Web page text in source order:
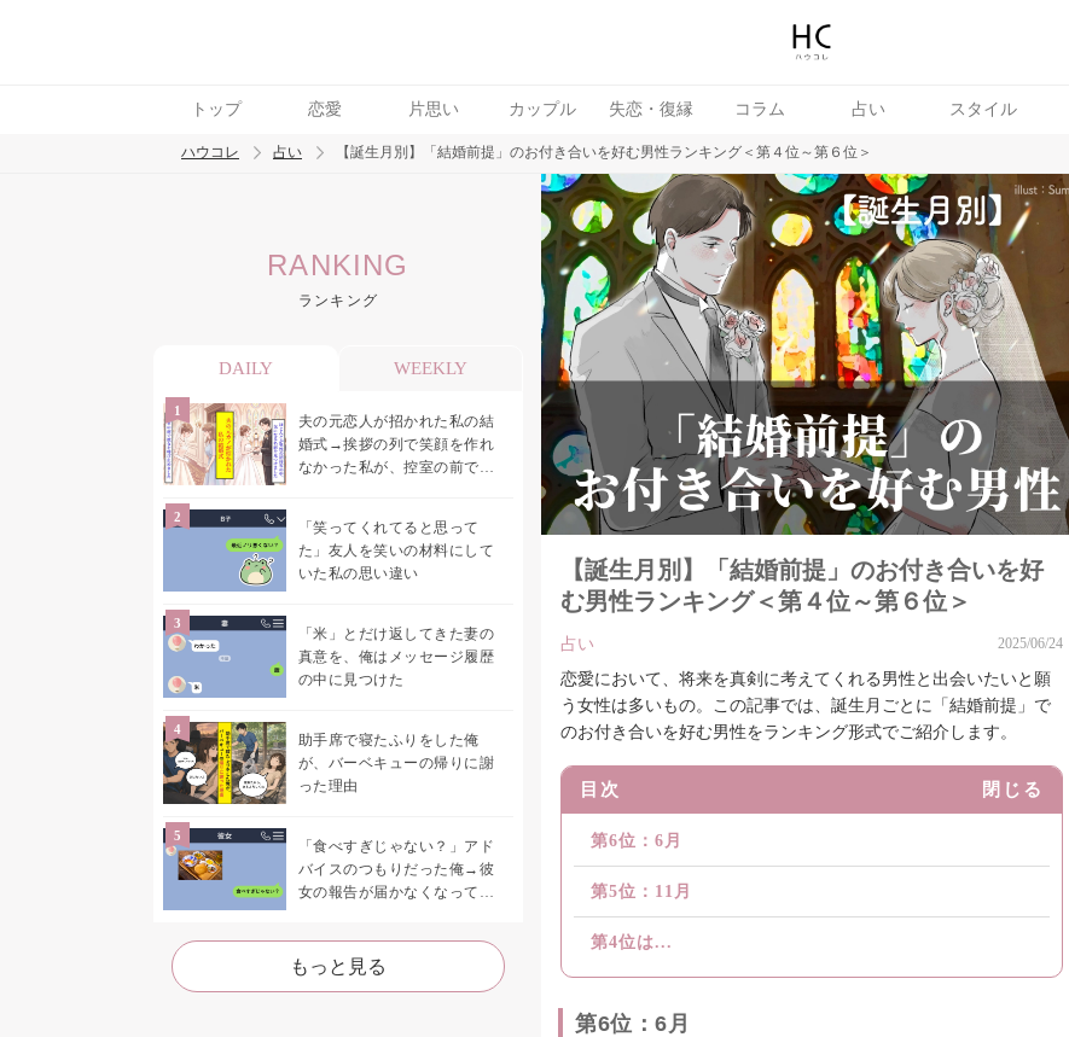
トップ 恋愛 片思い カップル 失恋・復縁 コラム 占い スタイル
トレンド ワード
ハウコレ 占い 【誕生月別】「結婚前提」のお付き合いを好む男性ランキング＜第４位～第６位＞
RANKING
ランキング
DAILY WEEKLY
夫の元恋人が招かれた私の結
婚式→挨拶の列で笑顔を作れ
なかった私が、控室の前で彼
「笑ってくれてると思って
た」友人を笑いの材料にして
いた私の思い違い
「米」とだけ返してきた妻の
真意を、俺はメッセージ履歴
の中に見つけた
助手席で寝たふりをした俺
が、バーベキューの帰りに謝
った理由
「食べすぎじゃない？」アド
バイスのつもりだった俺→彼
女の報告が届かなくなって、
た
もっと見る
【誕生月別】「結婚前提」のお付き合いを好
む男性ランキング＜第４位～第６位＞
占い 2025/06/24
恋愛において、将来を真剣に考えてくれる男性と出会いたいと願
う女性は多いもの。この記事では、誕生月ごとに「結婚前提」で
のお付き合いを好む男性をランキング形式でご紹介します。
目次 閉じる
第6位：6月
第5位：11月
第4位は...
第6位：6月